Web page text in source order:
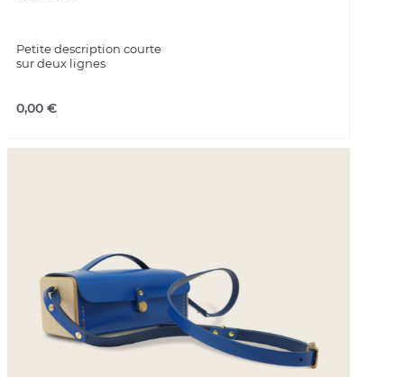
Petite description courte
sur deux lignes
0,00 €